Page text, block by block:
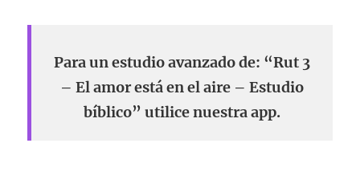
Para un estudio avanzado de: “Rut 3
– El amor está en el aire – Estudio
bíblico” utilice nuestra app.